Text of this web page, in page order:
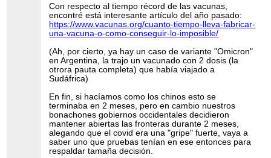
Con respecto al tiempo récord de las vacunas,
encontré está interesante artículo del año pasado:
https://www.vacunas.org/cuanto-tiempo-lleva-fabricar-
una-vacuna-o-como-conseguir-lo-imposible/
(Ah, por cierto, ya hay un caso de variante "Omicron"
en Argentina, la trajo un vacunado con 2 dosis (la
otrora pauta completa) que había viajado a
Sudáfrica)
En fin, si hacíamos como los chinos esto se
terminaba en 2 meses, pero en cambio nuestros
bonachones gobiernos occidentales decidieron
mantener abiertas las fronteras durante 2 meses,
alegando que el covid era una "gripe" fuerte, vaya a
saber uno que pruebas tenían en ese entonces para
respaldar tamaña decisión.